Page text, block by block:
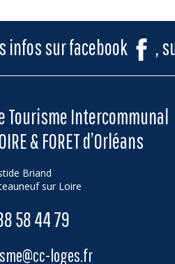
infos sur facebook ,
Tourisme Intercommunal
& FORET d’Orléans
Briand
sur Loire
58 44 79
loges.fr